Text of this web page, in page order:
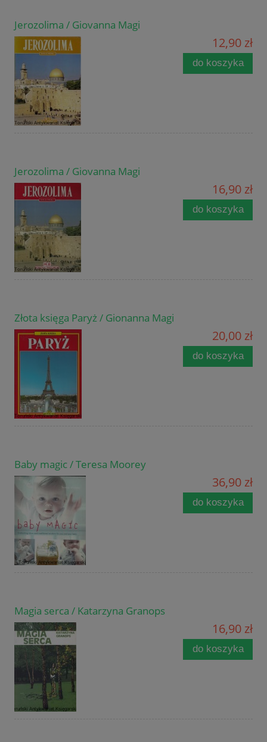
Jerozolima / Giovanna Magi
12,90 zł
do koszyka
Jerozolima / Giovanna Magi
16,90 zł
do koszyka
Złota księga Paryż / Gionanna Magi
20,00 zł
do koszyka
Baby magic / Teresa Moorey
36,90 zł
do koszyka
Magia serca / Katarzyna Granops
16,90 zł
do koszyka